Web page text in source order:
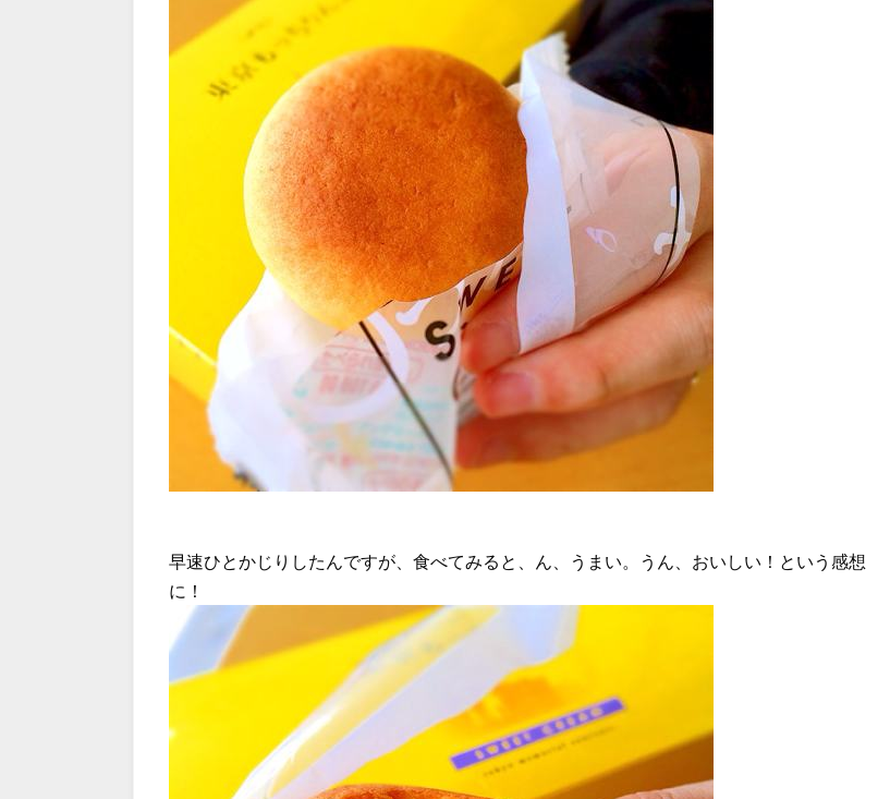
早速ひとかじりしたんですが、食べてみると、ん、うまい。うん、おいしい！という感想
に！